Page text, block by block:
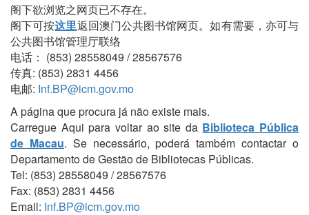
阁下欲浏览之网页已不存在。
阁下可按这里返回澳门公共图书馆网页。如有需要，亦可与
公共图书馆管理厅联络
电话： (853) 28558049 / 28567576
传真: (853) 2831 4456
电邮: Inf.BP@icm.gov.mo
A página que procura já não existe mais.
Carregue Aqui para voltar ao site da Biblioteca Pública
de Macau. Se necessário, poderá também contactar o
Departamento de Gestão de Bibliotecas Públicas.
Tel: (853) 28558049 / 28567576
Fax: (853) 2831 4456
Email: Inf.BP@icm.gov.mo